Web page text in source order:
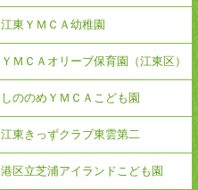
江東ＹＭＣＡ幼稚園
ＹＭＣＡオリーブ保育園（江東区）
しののめＹＭＣＡこども園
江東きっずクラブ東雲第二
港区立芝浦アイランドこども園